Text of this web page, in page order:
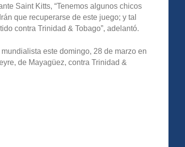
Saint Kitts, “Tenemos algunos chicos
que recuperarse de este juego; y tal
contra Trinidad & Tobago”, adelantó.
este domingo, 28 de marzo en
de Mayagüez, contra Trinidad &